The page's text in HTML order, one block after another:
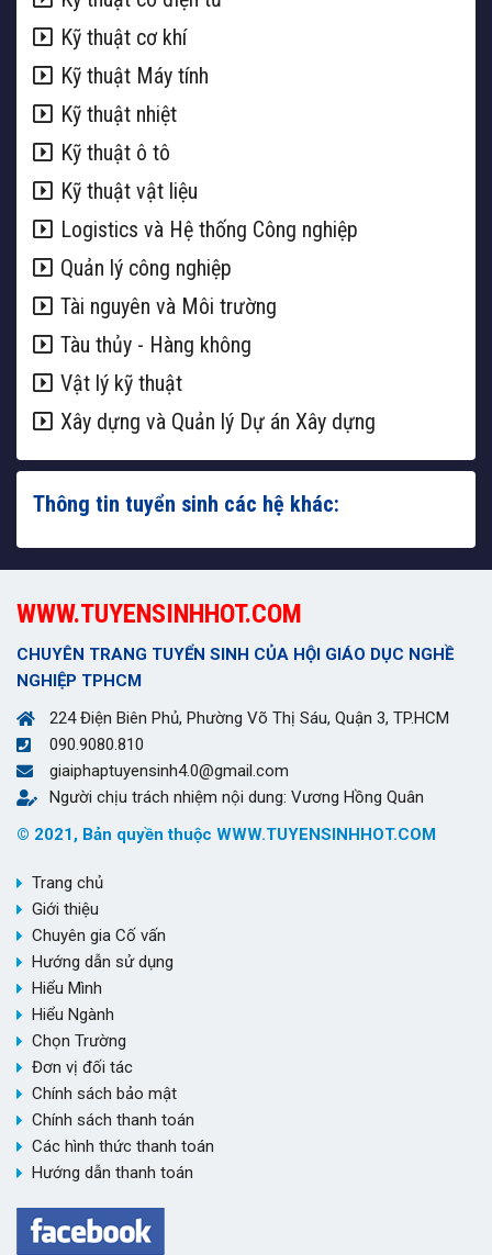
Kỹ thuật cơ khí
Kỹ thuật Máy tính
Kỹ thuật nhiệt
Kỹ thuật ô tô
Kỹ thuật vật liệu
Logistics và Hệ thống Công nghiệp
Quản lý công nghiệp
Tài nguyên và Môi trường
Tàu thủy - Hàng không
Vật lý kỹ thuật
Xây dựng và Quản lý Dự án Xây dựng
Thông tin tuyển sinh các hệ khác:
WWW.TUYENSINHHOT.COM
CHUYÊN TRANG TUYỂN SINH CỦA HỘI GIÁO DỤC NGHỀ
NGHIỆP TPHCM
224 Điện Biên Phủ, Phường Võ Thị Sáu, Quận 3, TP.HCM
090.9080.810
giaiphaptuyensinh4.0@gmail.com
Người chịu trách nhiệm nội dung: Vương Hồng Quân
© 2021, Bản quyền thuộc WWW.TUYENSINHHOT.COM
Trang chủ
Giới thiệu
Chuyên gia Cố vấn
Hướng dẫn sử dụng
Hiểu Mình
Hiểu Ngành
Chọn Trường
Đơn vị đối tác
Chính sách bảo mật
Chính sách thanh toán
Các hình thức thanh toán
Hướng dẫn thanh toán